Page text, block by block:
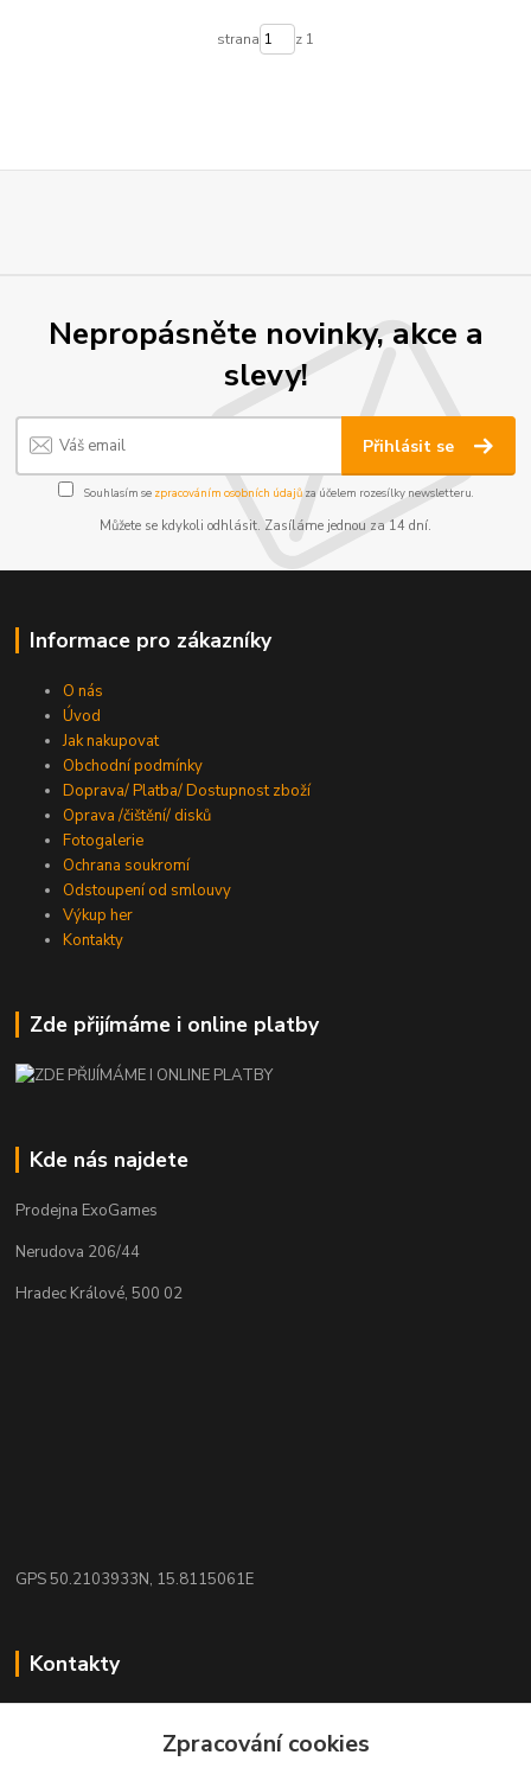
strana z 1
Nepropásněte novinky, akce a
slevy!
Přihlásit se
Souhlasím se zpracováním osobních údajůza účelem rozesílky newsletteru.
Můžete se kdykoli odhlásit. Zasíláme jednou za 14 dní.
Informace pro zákazníky
O nás
Úvod
Jak nakupovat
Obchodní podmínky
Doprava/ Platba/ Dostupnost zboží
Oprava /čištění/ disků
Fotogalerie
Ochrana soukromí
Odstoupení od smlouvy
Výkup her
Kontakty
Zde přijímáme i online platby
Kde nás najdete
Prodejna ExoGames
Nerudova 206/44
Hradec Králové, 500 02
GPS 50.2103933N, 15.8115061E
Kontakty
Zpracování cookies